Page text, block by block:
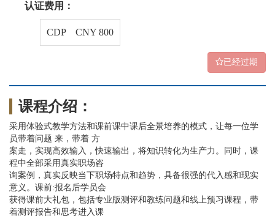
认证费用：
CDP CNY 800
已经过期
课程介绍：
采用体验式教学方法和课前课中课后全景培养的模式，让每一位学
员带着问题 来，带着 方
案走，实现高效输入，快速输出，将知识转化为生产力。同时，课
程中全部采用真实职场咨
询案例，真实反映当下职场特点和趋势，具备很强的代入感和现实
意义。课前:报名后学员会
获得课前大礼包，包括专业版测评和教练问题和线上预习课程，带
着测评报告和思考进入课